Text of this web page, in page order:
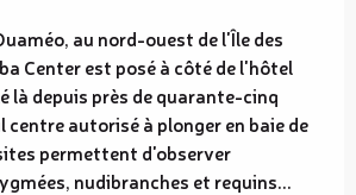
au nord-ouest de l'Île des
Center est posé à côté de l'hôtel
là depuis près de quarante-cinq
centre autorisé à plonger en baie de
permettent d'observer
nudibranches et requins...